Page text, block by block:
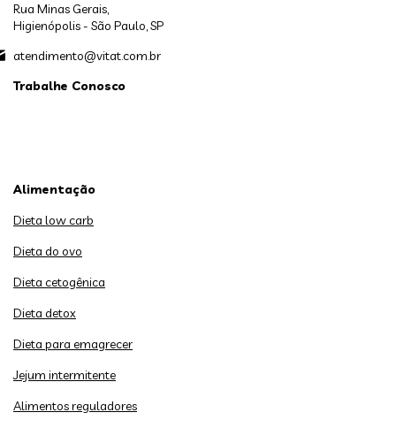
Rua Minas Gerais,
Higienópolis - São Paulo, SP
atendimento@vitat.com.br
Trabalhe Conosco
Alimentação
Dieta low carb
Dieta do ovo
Dieta cetogênica
Dieta detox
Dieta para emagrecer
Jejum intermitente
Alimentos reguladores